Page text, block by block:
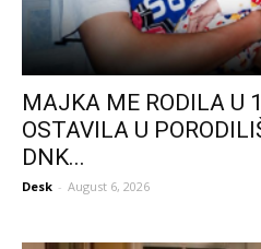
MAJKA ME RODILA U
OSTAVILA U
DNK...
Desk - August 6, 2026